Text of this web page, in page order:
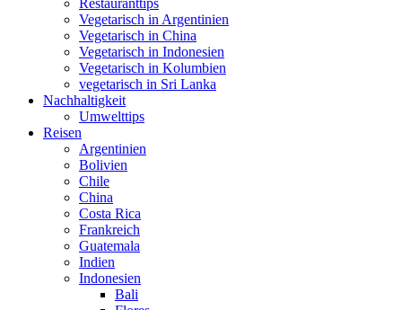
Vegetarisch in Argentinien
Vegetarisch in China
Vegetarisch in Indonesien
Vegetarisch in Kolumbien
vegetarisch in Sri Lanka
Nachhaltigkeit
Umwelttips
Reisen
Argentinien
Bolivien
Chile
China
Costa Rica
Frankreich
Guatemala
Indien
Indonesien
Bali